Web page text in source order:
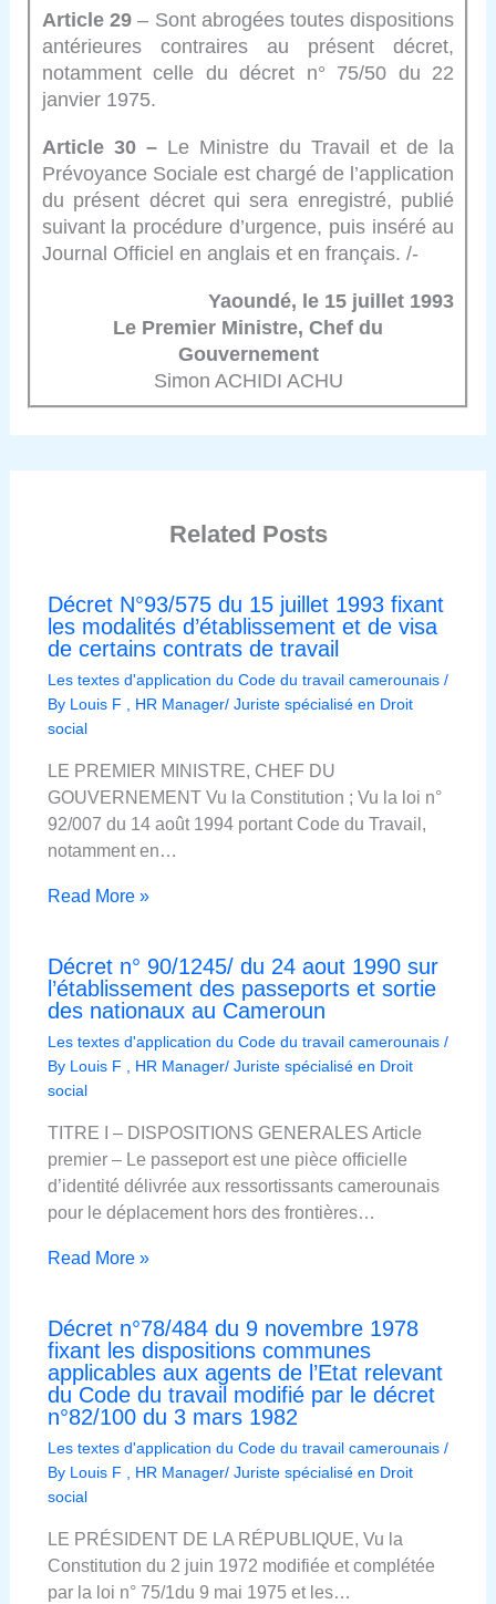
Article 29– Sont abrogées toutes dispositions
antérieures contraires au présent décret,
notamment celle du décret n° 75/50 du 22
janvier 1975.
Article 30 –Le Ministre du Travail et de la
Prévoyance Sociale est chargé de l’application
du présent décret qui sera enregistré, publié
suivant la procédure d’urgence, puis inséré au
Journal Officiel en anglais et en français. /-
Yaoundé, le 15 juillet 1993
Le Premier Ministre, Chef du
Gouvernement
Simon ACHIDI ACHU
Related Posts
Décret N°93/575 du 15 juillet 1993 fixant
les modalités d’établissement et de visa
de certains contrats de travail
Les textes d'application du Code du travail camerounais/
By Louis F , HR Manager/ Juriste spécialisé en Droit
social
LE PREMIER MINISTRE, CHEF DU
GOUVERNEMENT Vu la Constitution ; Vu la loi n°
92/007 du 14 août 1994 portant Code du Travail,
notamment en…
Read More »
Décret n° 90/1245/ du 24 aout 1990 sur
l’établissement des passeports et sortie
des nationaux au Cameroun
Les textes d'application du Code du travail camerounais/
By Louis F , HR Manager/ Juriste spécialisé en Droit
social
TITRE I – DISPOSITIONS GENERALES Article
premier – Le passeport est une pièce officielle
d’identité délivrée aux ressortissants camerounais
pour le déplacement hors des frontières…
Read More »
Décret n°78/484 du 9 novembre 1978
fixant les dispositions communes
applicables aux agents de l’Etat relevant
du Code du travail modifié par le décret
n°82/100 du 3 mars 1982
Les textes d'application du Code du travail camerounais/
By Louis F , HR Manager/ Juriste spécialisé en Droit
social
LE PRÉSIDENT DE LA RÉPUBLIQUE, Vu la
Constitution du 2 juin 1972 modifiée et complétée
par la loi n° 75/1du 9 mai 1975 et les…